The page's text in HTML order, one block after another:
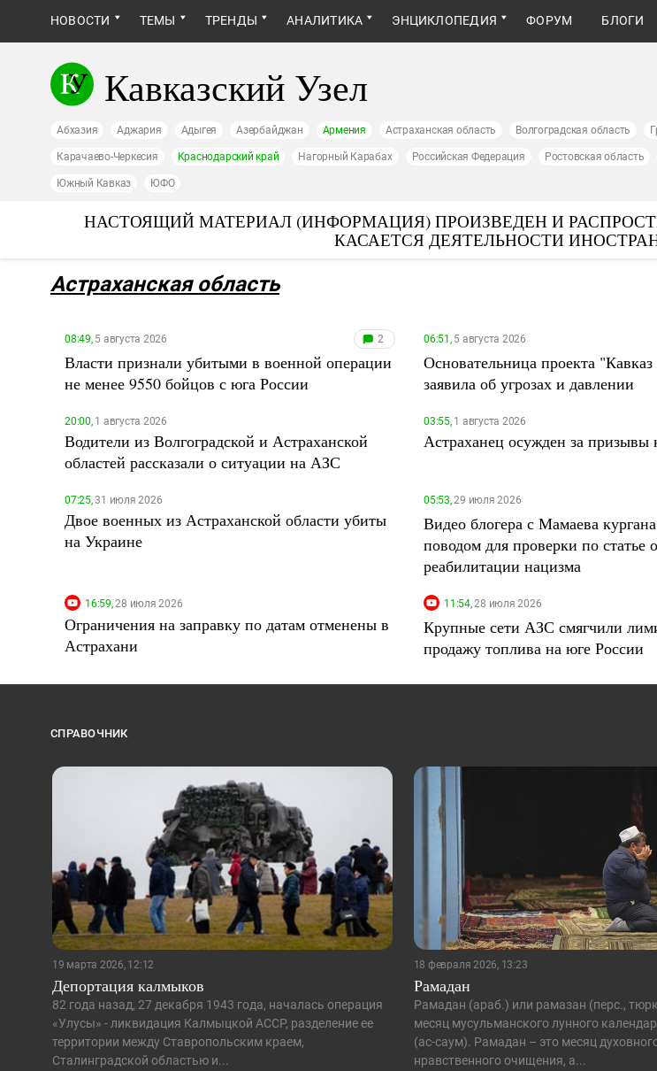
НОВОСТИ ТЕМЫ ТРЕНДЫ АНАЛИТИКА ЭНЦИКЛОПЕДИЯ ФОРУМ БЛОГИ
Кавказский Узел
Абхазия Аджария Адыгея Азербайджан Армения Астраханская область Волгоградская область
Карачаево-Черкесия Краснодарский край Нагорный Карабах Российская Федерация Ростовская область
Южный Кавказ ЮФО
НАСТОЯЩИЙ МАТЕРИАЛ (ИНФОРМАЦИЯ) ПРОИЗВЕДЕН И
КАСАЕТСЯ ДЕЯТЕЛЬНОСТИ
Астраханская область
08:49,5 августа 2026 2
Власти признали убитыми в военной операции
не менее 9550 бойцов с юга России
06:51,5 августа 2026
Основательница проекта "Кавказ
заявила об угрозах и давлении
20:00,1 августа 2026
Водители из Волгоградской и Астраханской
областей рассказали о ситуации на АЗС
03:55,1 августа 2026
Астраханец осужден за призывы
07:25,31 июля 2026
Двое военных из Астраханской области убиты
на Украине
05:53,29 июля 2026
Видео блогера с Мамаева
поводом для проверки по статье о
реабилитации нацизма
16:59,28 июля 2026
Ограничения на заправку по датам отменены в
Астрахани
11:54,28 июля 2026
Крупные сети АЗС смягчили
продажу топлива на юге России
СПРАВОЧНИК
19 марта 2026, 12:12
Депортация калмыков
82 года назад, 27 декабря 1943 года, началась операция
«Улусы» - ликвидация Калмыцкой АССР, разделение ее
территории между Ставропольским краем,
Сталинградской областью и...
18 февраля 2026, 13:23
Рамадан
Рамадан (араб.) или рамазан (перс.,
месяц мусульманского лунного
(ас-саум). Рамадан – это месяц
нравственного очищения, а...